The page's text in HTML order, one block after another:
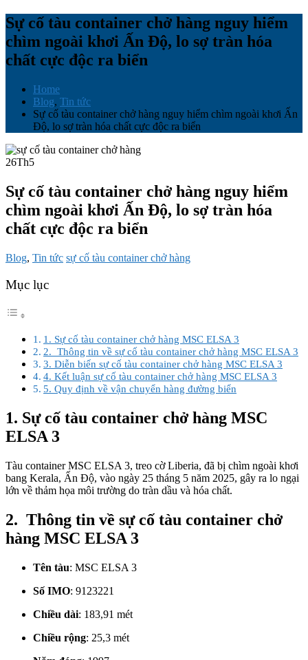
Sự cố tàu container chở hàng nguy hiểm
chìm ngoài khơi Ấn Độ, lo sợ tràn hóa
chất cực độc ra biển
Home
Blog, Tin tức
Sự cố tàu container chở hàng nguy hiểm chìm ngoài khơi Ấn
Độ, lo sợ tràn hóa chất cực độc ra biển
26Th5
Sự cố tàu container chở hàng nguy hiểm
chìm ngoài khơi Ấn Độ, lo sợ tràn hóa
chất cực độc ra biển
Blog, Tin tức sự cố tàu container chở hàng
Mục lục
1. Sự cố tàu container chở hàng MSC ELSA 3
2. Thông tin về sự cố tàu container chở hàng MSC ELSA 3
3. Diễn biến sự cố tàu container chở hàng MSC ELSA 3
4. Kết luận sự cố tàu container chở hàng MSC ELSA 3
5. Quy định về vận chuyển hàng đường biển
1. Sự cố tàu container chở hàng MSC
ELSA 3
Tàu container MSC ELSA 3, treo cờ Liberia, đã bị chìm ngoài khơi
bang Kerala, Ấn Độ, vào ngày 25 tháng 5 năm 2025, gây ra lo ngại
lớn về thảm họa môi trường do tràn dầu và hóa chất.
2. Thông tin về sự cố tàu container chở
hàng MSC ELSA 3
Tên tàu: MSC ELSA 3
Số IMO: 9123221
Chiều dài: 183,91 mét
Chiều rộng: 25,3 mét